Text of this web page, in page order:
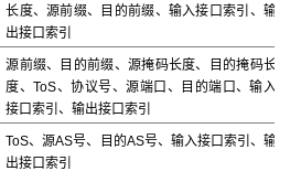
长度、源前缀、目的前缀、输入接口索引、输
出接口索引
源前缀、目的前缀、源掩码长度、目的掩码长
度、ToS、协议号、源端口、目的端口、输入
接口索引、输出接口索引
ToS、源AS号、目的AS号、输入接口索引、输
出接口索引